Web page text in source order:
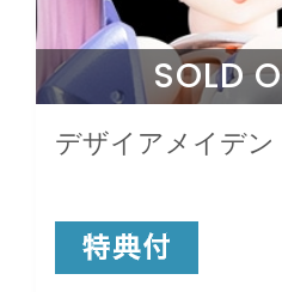
SOLD
デザイアメイデン